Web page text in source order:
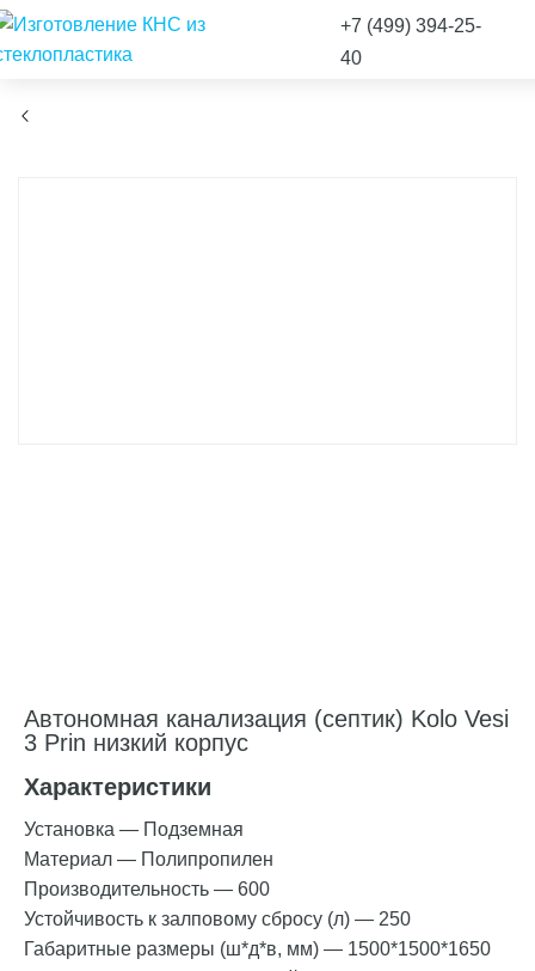
+7 (499) 394-25-
40
Автономная канализация (септик) Kolo Vesi
3 Prin низкий корпус
Характеристики
Установка — Подземная
Материал — Полипропилен
Производительность — 600
Устойчивость к залповому сбросу (л) — 250
Габаритные размеры (ш*д*в, мм) — 1500*1500*1650